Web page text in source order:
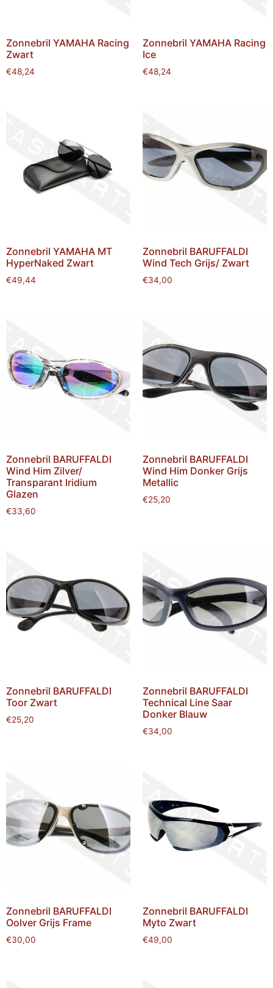
Zonnebril YAMAHA Racing
Zwart
€48,24
Zonnebril YAMAHA Racing
Ice
€48,24
Zonnebril YAMAHA MT
HyperNaked Zwart
€49,44
Zonnebril BARUFFALDI
Wind Tech Grijs/ Zwart
€34,00
Zonnebril BARUFFALDI
Wind Him Zilver/
Transparant Iridium
Glazen
€33,60
Zonnebril BARUFFALDI
Wind Him Donker Grijs
Metallic
€25,20
Zonnebril BARUFFALDI
Toor Zwart
€25,20
Zonnebril BARUFFALDI
Technical Line Saar
Donker Blauw
€34,00
Zonnebril BARUFFALDI
Oolver Grijs Frame
€30,00
Zonnebril BARUFFALDI
Myto Zwart
€49,00